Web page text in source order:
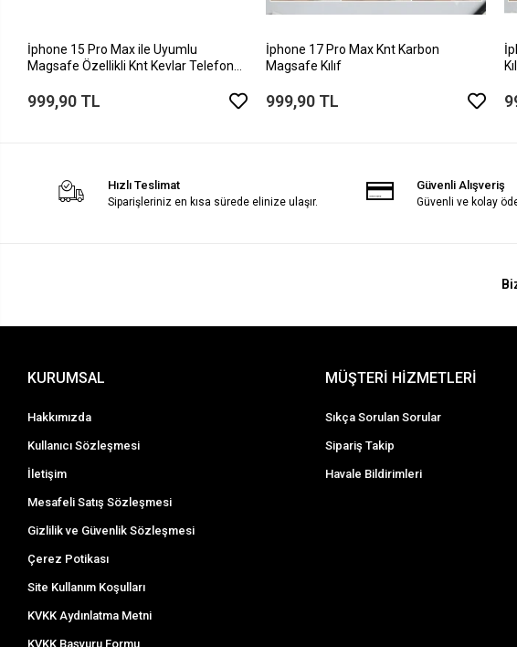
İphone 15 Pro Max ile Uyumlu
Magsafe Özellikli Knt Kevlar Telefon
999,90 TL
İphone 17 Pro Max Knt Karbon
Magsafe Kılıf
999,90 TL
Hızlı Teslimat
Siparişleriniz en kısa sürede elinize ulaşır.
Güvenli Alışveriş
Güvenli ve kolay
KURUMSAL
Hakkımızda
Kullanıcı Sözleşmesi
İletişim
Mesafeli Satış Sözleşmesi
Gizlilik ve Güvenlik Sözleşmesi
Çerez Potikası
Site Kullanım Koşulları
KVKK Aydınlatma Metni
KVKK Başvuru Formu
MÜŞTERİ HİZMETLERİ
Sıkça Sorulan Sorular
Sipariş Takip
Havale Bildirimleri